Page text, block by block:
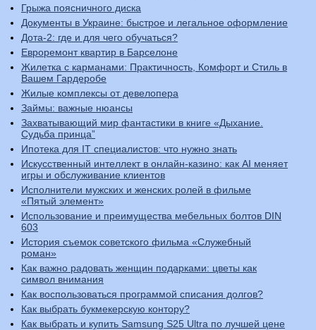
Грыжа поясничного диска
Документы в Украине: быстрое и легальное оформление
Дота-2: где и для чего обучаться?
Евроремонт квартир в Барселоне
Жилетка с карманами: Практичность, Комфорт и Стиль в
Вашем Гардеробе
Жилые комплексы от девелопера
Займы: важные нюансы
Захватывающий мир фантастики в книге «Дыхание.
Судьба принца”
Ипотека для IT специалистов: что нужно знать
Искусственный интеллект в онлайн-казино: как AI меняет
игры и обслуживание клиентов
Исполнители мужских и женских ролей в фильме
«Пятый элемент»
Использование и преимущества мебельных болтов DIN
603
История съемок советского фильма «Служебный
роман»
Как важно радовать женщин подарками: цветы как
символ внимания
Как воспользоваться программой списания долгов?
Как выбрать букмекерскую контору?
Как выбрать и купить Samsung S25 Ultra по лучшей цене